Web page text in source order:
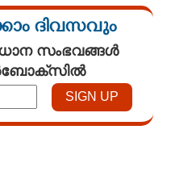
ദിവസവും
സംഭവങ്ങൾ